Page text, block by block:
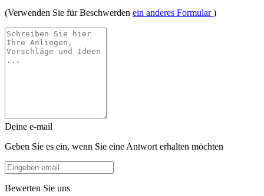
(Verwenden Sie für Beschwerden ein anderes Formular)
Deine e-mail
Geben Sie es ein, wenn Sie eine Antwort erhalten möchten
Bewerten Sie uns